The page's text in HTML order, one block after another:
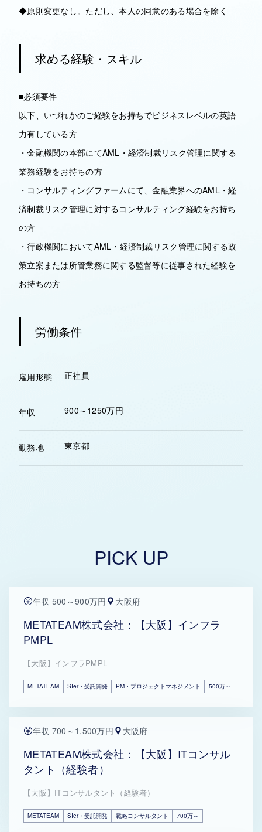
◆原則変更なし。ただし、本人の同意のある場合を除く
求める経験・スキル
■必須要件
以下、いづれかのご経験をお持ちでビジネスレベルの英語
力有している方
・金融機関の本部にてAML・経済制裁リスク管理に関する
業務経験をお持ちの方
・コンサルティングファームにて、金融業界へのAML・経
済制裁リスク管理に対するコンサルティング経験をお持ち
の方
・行政機関においてAML・経済制裁リスク管理に関する政
策立案または所管業務に関する監督等に従事された経験を
お持ちの方
労働条件
雇用形態 正社員
年収 900～1250万円
勤務地 東京都
PICK UP
年収 500～900万円 大阪府
METATEAM株式会社：【大阪】インフラ
PMPL
【大阪】インフラPMPL
METATEAM SIer・受託開発 PM・プロジェクトマネジメント 500万～
年収 700～1,500万円 大阪府
METATEAM株式会社：【大阪】ITコンサル
タント（経験者）
【大阪】ITコンサルタント（経験者）
METATEAM SIer・受託開発 戦略コンサルタント 700万～